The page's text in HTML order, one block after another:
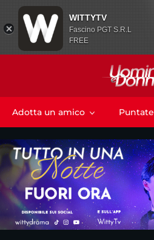
Adotta un amico Puntate
WITTYTV
Fascino PGT S.R.L
FREE